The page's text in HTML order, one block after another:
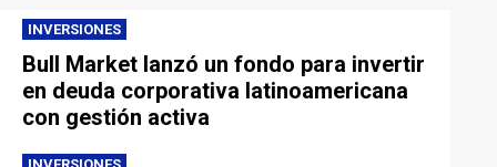
INVERSIONES
Bull Market lanzó un fondo para invertir
en deuda corporativa latinoamericana
con gestión activa